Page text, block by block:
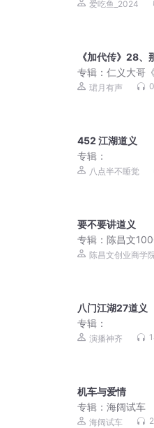
爱吃鱼_2024
《加代传》28、
专辑：仁义大哥
顽主到深圳王
珺月有声 0
452 江湖道义
专辑：
八点半不睡觉
要不要讲道义
专辑：陈昌文
陈昌文创业商学
八门江湖27道义
专辑：
演播神齐
机车与爱情
专辑：海阔试车
海阔试车